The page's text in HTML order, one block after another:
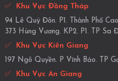
✅ Khu Vực Đồng Tháp
94 Lê Quý Đôn. P1. Thành Phố
373 Hùng Vương. KP2. P1. TP Sa
✅ Khu Vực Kiên Giang
197 Ngô Quyền. P Vĩnh Bảo. TP
✅ Khu Vực An Giang